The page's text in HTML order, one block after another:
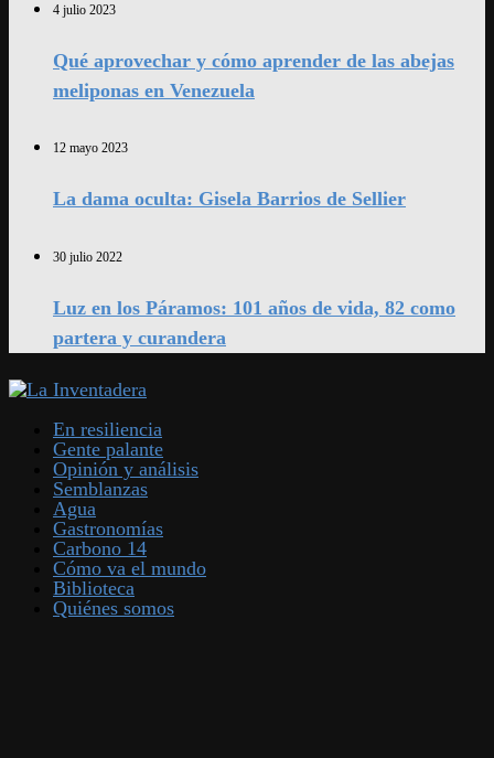
4 julio 2023
Qué aprovechar y cómo aprender de las abejas
meliponas en Venezuela
12 mayo 2023
La dama oculta: Gisela Barrios de Sellier
30 julio 2022
Luz en los Páramos: 101 años de vida, 82 como
partera y curandera
En resiliencia
Gente palante
Opinión y análisis
Semblanzas
Agua
Gastronomías
Carbono 14
Cómo va el mundo
Biblioteca
Quiénes somos